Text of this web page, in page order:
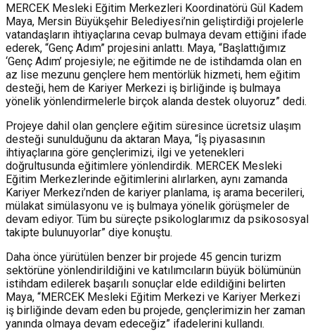
MERCEK Mesleki Eğitim Merkezleri Koordinatörü Gül Kadem
Maya, Mersin Büyükşehir Belediyesi’nin geliştirdiği projelerle
vatandaşların ihtiyaçlarına cevap bulmaya devam ettiğini ifade
ederek, “Genç Adım” projesini anlattı. Maya, “Başlattığımız
‘Genç Adım’ projesiyle; ne eğitimde ne de istihdamda olan en
az lise mezunu gençlere hem mentörlük hizmeti, hem eğitim
desteği, hem de Kariyer Merkezi iş birliğinde iş bulmaya
yönelik yönlendirmelerle birçok alanda destek oluyoruz” dedi.
Projeye dahil olan gençlere eğitim süresince ücretsiz ulaşım
desteği sunulduğunu da aktaran Maya, “İş piyasasının
ihtiyaçlarına göre gençlerimizi, ilgi ve yetenekleri
doğrultusunda eğitimlere yönlendirdik. MERCEK Mesleki
Eğitim Merkezlerinde eğitimlerini alırlarken, aynı zamanda
Kariyer Merkezi’nden de kariyer planlama, iş arama becerileri,
mülakat simülasyonu ve iş bulmaya yönelik görüşmeler de
devam ediyor. Tüm bu süreçte psikologlarımız da psikososyal
takipte bulunuyorlar” diye konuştu.
Daha önce yürütülen benzer bir projede 45 gencin turizm
sektörüne yönlendirildiğini ve katılımcıların büyük bölümünün
istihdam edilerek başarılı sonuçlar elde edildiğini belirten
Maya, “MERCEK Mesleki Eğitim Merkezi ve Kariyer Merkezi
iş birliğinde devam eden bu projede, gençlerimizin her zaman
yanında olmaya devam edeceğiz” ifadelerini kullandı.